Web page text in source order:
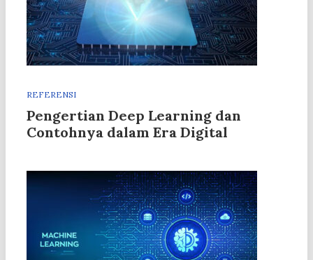
REFERENSI
Pengertian Deep Learning dan
Contohnya dalam Era Digital